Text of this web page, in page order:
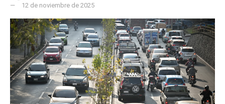
12 de noviembre de 2025